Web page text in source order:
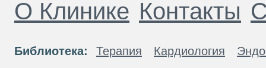
О Клинике Контакты
Библиотека: Терапия Кардиология